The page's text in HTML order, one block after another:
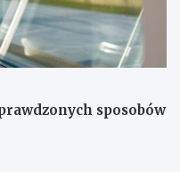
sposobów